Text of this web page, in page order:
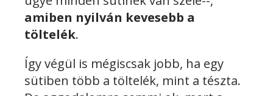
amiben nyilván kevesebb a
töltelék.
Így végül is mégiscsak jobb, ha egy
sütiben több a töltelék, mint a tészta.